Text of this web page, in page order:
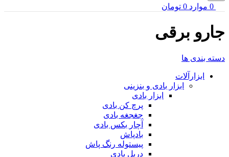
0 موارد 0 تومان
جارو برقی
دسته بندی ها
ابزارآلات
ابزار بادی و بنزینی
ابزار بادی
پرچ کن بادی
جغجغه بادی
آچار بکس بادی
بادپاش
پیستوله رنگ پاش
دریل بادی